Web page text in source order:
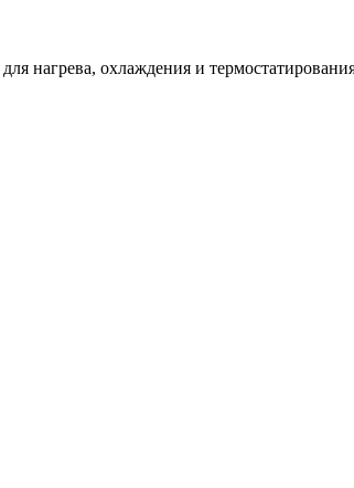
нагрева, охлаждения и